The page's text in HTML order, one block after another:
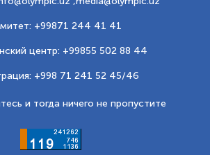
+99871 244 41 41
центр: +99855 502 88 44
+998 71 241 52 45/46
и тогда ничего не пропустите